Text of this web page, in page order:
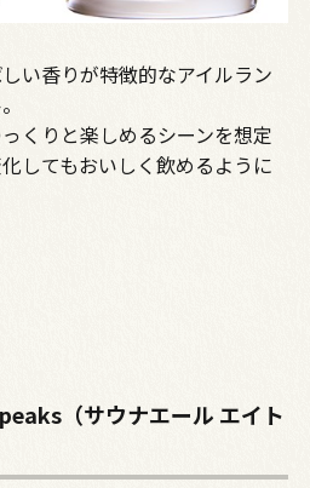
い香りが特徴的なアイルラン
くりと楽しめるシーンを想定
してもおいしく飲めるように
（サウナエール エイト